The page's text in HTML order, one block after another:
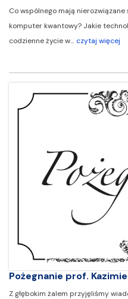
Co wspólnego mają nierozwiązane
komputer kwantowy? Jakie
codzienne życie w… czytaj więcej
Pożegnanie prof.
Z głębokim żalem przyjęliśmy